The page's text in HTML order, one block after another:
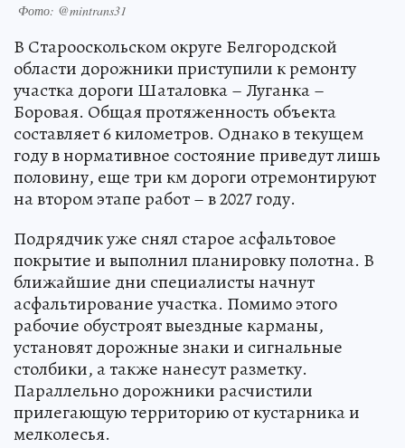
Фото: @mintrans31
В Старооскольском округе Белгородской
области дорожники приступили к ремонту
участка дороги Шаталовка – Луганка –
Боровая. Общая протяженность объекта
составляет 6 километров. Однако в текущем
году в нормативное состояние приведут лишь
половину, еще три км дороги отремонтируют
на втором этапе работ – в 2027 году.
Подрядчик уже снял старое асфальтовое
покрытие и выполнил планировку полотна. В
ближайшие дни специалисты начнут
асфальтирование участка. Помимо этого
рабочие обустроят выездные карманы,
установят дорожные знаки и сигнальные
столбики, а также нанесут разметку.
Параллельно дорожники расчистили
прилегающую территорию от кустарника и
мелколесья.